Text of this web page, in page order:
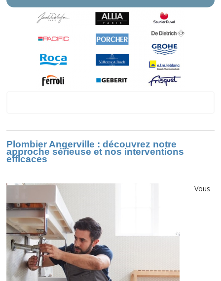
Plombier Angerville : découvrez notre
approche sérieuse et nos interventions
efficaces
Vous